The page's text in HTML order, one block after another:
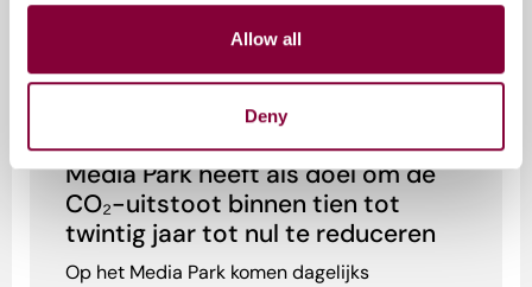
Allow all
Deny
Sustainable media
Media Park heeft als doel om de
CO₂-uitstoot binnen tien tot
twintig jaar tot nul te reduceren
Op het Media Park komen dagelijks